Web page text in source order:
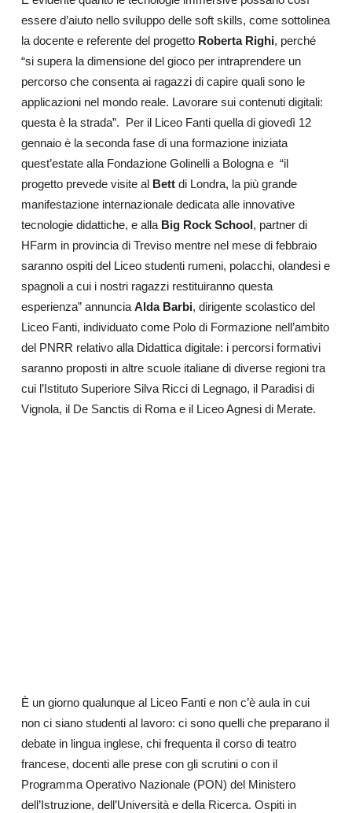
essere d’aiuto nello sviluppo delle soft skills, come sottolinea
la docente e referente del progetto Roberta Righi, perché
“si supera la dimensione del gioco per intraprendere un
percorso che consenta ai ragazzi di capire quali sono le
applicazioni nel mondo reale. Lavorare sui contenuti digitali:
questa è la strada”. Per il Liceo Fanti quella di giovedì 12
gennaio è la seconda fase di una formazione iniziata
quest’estate alla Fondazione Golinelli a Bologna e “il
progetto prevede visite al Bettdi Londra, la più grande
manifestazione internazionale dedicata alle innovative
tecnologie didattiche, e alla Big Rock School, partner di
HFarm in provincia di Treviso mentre nel mese di febbraio
saranno ospiti del Liceo studenti rumeni, polacchi, olandesi e
spagnoli a cui i nostri ragazzi restituiranno questa
esperienza” annuncia Alda Barbi, dirigente scolastico del
Liceo Fanti, individuato come Polo di Formazione nell’ambito
del PNRR relativo alla Didattica digitale: i percorsi formativi
saranno proposti in altre scuole italiane di diverse regioni tra
cui l’Istituto Superiore Silva Ricci di Legnago, il Paradisi di
Vignola, il De Sanctis di Roma e il Liceo Agnesi di Merate.
È un giorno qualunque al Liceo Fanti e non c’è aula in cui
non ci siano studenti al lavoro: ci sono quelli che preparano il
debate in lingua inglese, chi frequenta il corso di teatro
francese, docenti alle prese con gli scrutini o con il
Programma Operativo Nazionale (PON) del Ministero
dell’Istruzione, dell’Università e della Ricerca. Ospiti in